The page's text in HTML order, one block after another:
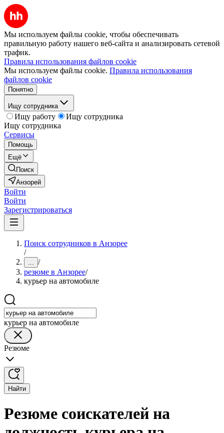
Мы используем файлы cookie, чтобы обеспечивать
правильную работу нашего веб-сайта и анализировать сетевой
трафик.
Правила использования файлов cookie
Мы используем файлы cookie. Правила использования
файлов cookie
Понятно
Ищу сотрудника
Ищу работу
Ищу сотрудника
Ищу сотрудника
Сервисы
Помощь
Ещё
Поиск
Анзорей
Войти
Войти
Зарегистрироваться
Поиск сотрудников в Анзорее
/
... /
резюме в Анзорее/
курьер на автомобиле
курьер на автомобиле
Резюме
Найти
Резюме соискателей на